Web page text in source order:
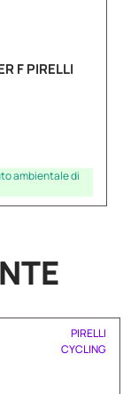
F PIRELLI
ambientale di
PIRELLI
CYCLING